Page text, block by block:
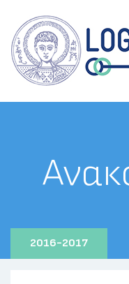
2016-2017